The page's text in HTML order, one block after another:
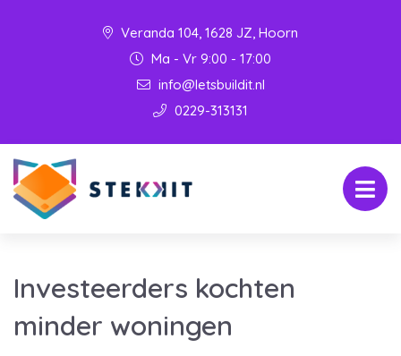
Veranda 104, 1628 JZ, Hoorn
Ma - Vr 9:00 - 17:00
info@letsbuildit.nl
0229-313131
Investeerders kochten
minder woningen